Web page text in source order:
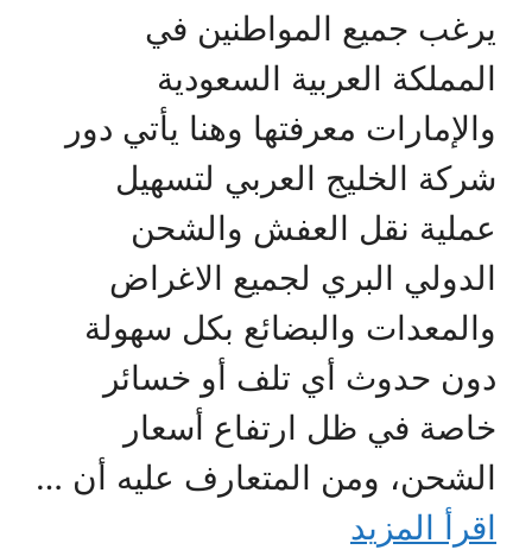
يرغب جميع المواطنين في
المملكة العربية السعودية
والإمارات معرفتها وهنا يأتي دور
شركة الخليج العربي لتسهيل
عملية نقل العفش والشحن
الدولي البري لجميع الاغراض
والمعدات والبضائع بكل سهولة
دون حدوث أي تلف أو خسائر
خاصة في ظل ارتفاع أسعار
الشحن، ومن المتعارف عليه أن …
اقرأ المزيد